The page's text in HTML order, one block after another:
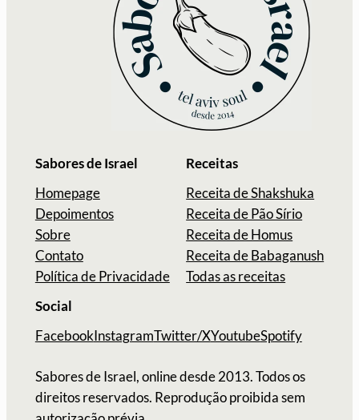
Sabores de Israel
Homepage
Depoimentos
Sobre
Contato
Política de Privacidade
Receitas
Receita de Shakshuka
Receita de Pão Sírio
Receita de Homus
Receita de Babaganush
Todas as receitas
Social
FacebookInstagramTwitter/XYoutubeSpotify
Sabores de Israel, online desde 2013. Todos os
direitos reservados. Reprodução proibida sem